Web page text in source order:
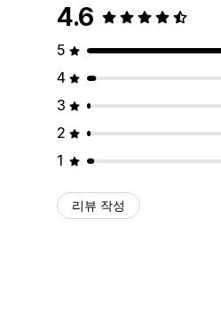
4.6
5
4
3
2
1
리뷰 작성